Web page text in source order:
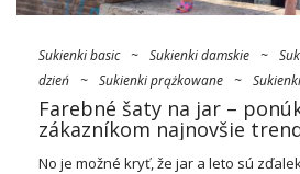
Sukienki basic ~ Sukienki damskie ~
dzień ~ Sukienki prążkowane ~
Farebné šaty na jar –
zákazníkom najnovšie
No je možné kryť, že jar a leto sú